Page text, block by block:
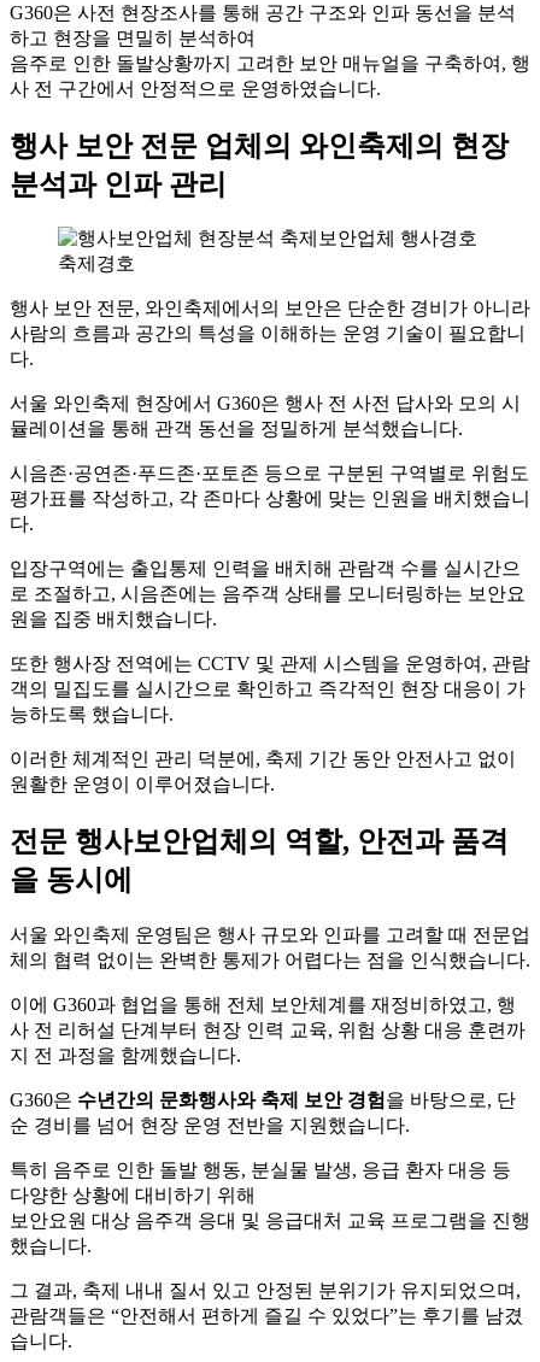
G360은 사전 현장조사를 통해 공간 구조와 인파 동선을 분석
하고 현장을 면밀히 분석하여
음주로 인한 돌발상황까지 고려한 보안 매뉴얼을 구축하여, 행
사 전 구간에서 안정적으로 운영하였습니다.
행사 보안 전문 업체의 와인축제의 현장
분석과 인파 관리
행사 보안 전문, 와인축제에서의 보안은 단순한 경비가 아니라
사람의 흐름과 공간의 특성을 이해하는 운영 기술이 필요합니
다.
서울 와인축제 현장에서 G360은 행사 전 사전 답사와 모의 시
뮬레이션을 통해 관객 동선을 정밀하게 분석했습니다.
시음존·공연존·푸드존·포토존 등으로 구분된 구역별로 위험도
평가표를 작성하고, 각 존마다 상황에 맞는 인원을 배치했습니
다.
입장구역에는 출입통제 인력을 배치해 관람객 수를 실시간으
로 조절하고, 시음존에는 음주객 상태를 모니터링하는 보안요
원을 집중 배치했습니다.
또한 행사장 전역에는 CCTV 및 관제 시스템을 운영하여, 관람
객의 밀집도를 실시간으로 확인하고 즉각적인 현장 대응이 가
능하도록 했습니다.
이러한 체계적인 관리 덕분에, 축제 기간 동안 안전사고 없이
원활한 운영이 이루어졌습니다.
전문 행사보안업체의 역할, 안전과 품격
을 동시에
서울 와인축제 운영팀은 행사 규모와 인파를 고려할 때 전문업
체의 협력 없이는 완벽한 통제가 어렵다는 점을 인식했습니다.
이에 G360과 협업을 통해 전체 보안체계를 재정비하였고, 행
사 전 리허설 단계부터 현장 인력 교육, 위험 상황 대응 훈련까
지 전 과정을 함께했습니다.
G360은 수년간의 문화행사와 축제 보안 경험 을 바탕으로, 단
순 경비를 넘어 현장 운영 전반을 지원했습니다.
특히 음주로 인한 돌발 행동, 분실물 발생, 응급 환자 대응 등
다양한 상황에 대비하기 위해
보안요원 대상 음주객 응대 및 응급대처 교육 프로그램을 진행
했습니다.
그 결과, 축제 내내 질서 있고 안정된 분위기가 유지되었으며,
관람객들은 “안전해서 편하게 즐길 수 있었다”는 후기를 남겼
습니다.